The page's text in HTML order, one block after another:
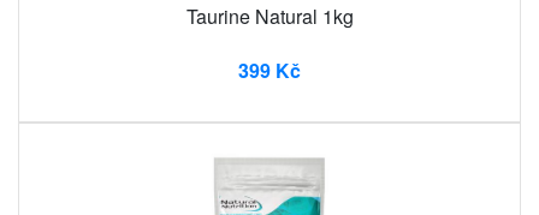
Taurine Natural 1kg
399 Kč